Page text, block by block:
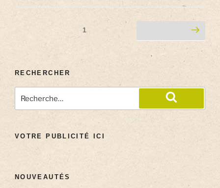
1
RECHERCHER
VOTRE PUBLICITÉ ICI
NOUVEAUTÉS